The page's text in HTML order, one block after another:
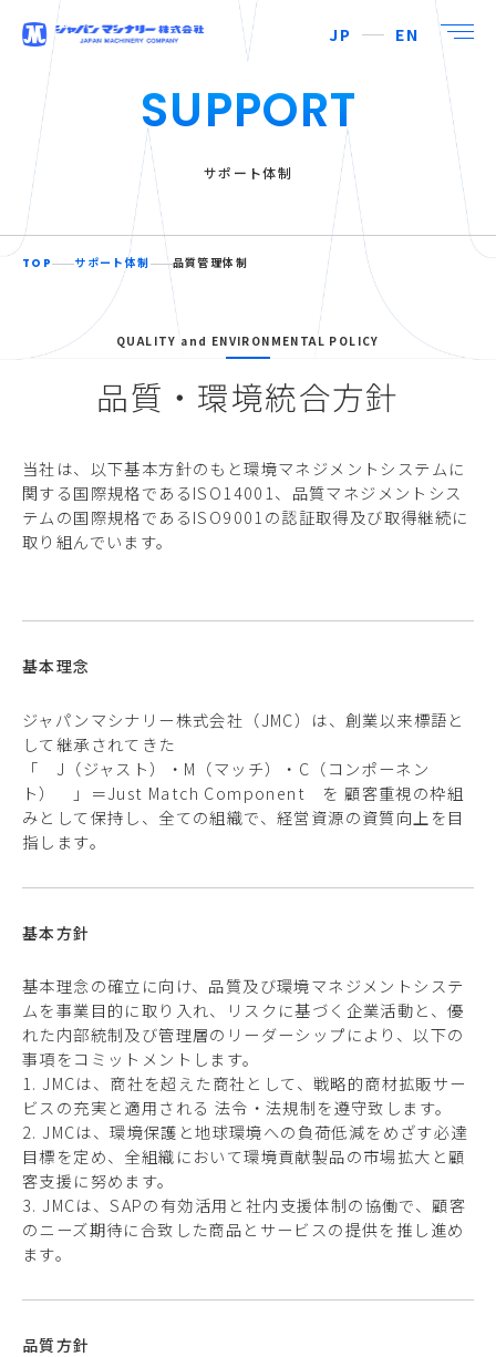
JP EN
SUPPORT
サポート体制
TOP サポート体制 品質管理体制
QUALITY and ENVIRONMENTAL POLICY
品質・環境統合方針
当社は、以下基本方針のもと環境マネジメントシステムに
関する国際規格であるISO14001、品質マネジメントシス
テムの国際規格であるISO9001の認証取得及び取得継続に
取り組んでいます。
基本理念
ジャパンマシナリー株式会社（JMC）は、創業以来標語と
して継承されてきた
「 J（ジャスト）・M（マッチ）・C（コンポーネン
ト） 」＝Just Match Component を 顧客重視の枠組
みとして保持し、全ての組織で、経営資源の資質向上を目
指します。
基本方針
基本理念の確立に向け、品質及び環境マネジメントシステ
ムを事業目的に取り入れ、リスクに基づく企業活動と、優
れた内部統制及び管理層のリーダーシップにより、以下の
事項をコミットメントします。
1. JMCは、商社を超えた商社として、戦略的商材拡販サー
ビスの充実と適用される 法令・法規制を遵守致します。
2. JMCは、環境保護と地球環境への負荷低減をめざす必達
目標を定め、全組織において環境貢献製品の市場拡大と顧
客支援に努めます。
3. JMCは、SAPの有効活用と社内支援体制の協働で、顧客
のニーズ期待に合致した商品とサービスの提供を推し進め
ます。
品質方針